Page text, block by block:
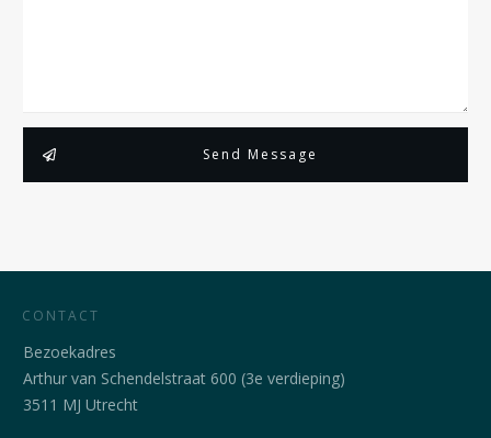
Send Message
CONTACT
Bezoekadres
Arthur van Schendelstraat 600 (3e verdieping)
3511 MJ Utrecht